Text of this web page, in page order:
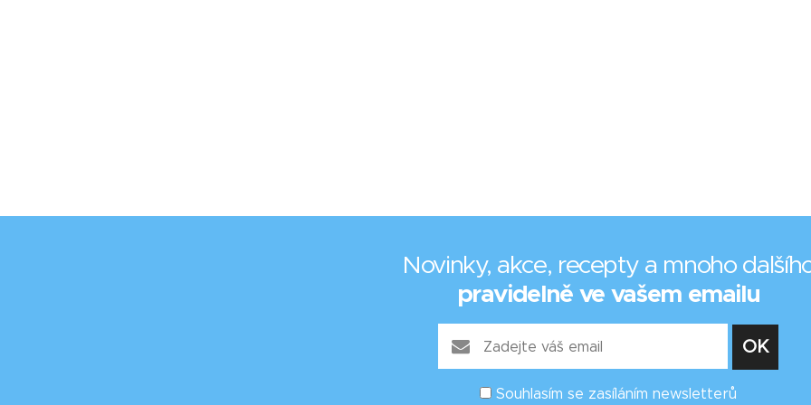
Novinky, akce, recepty a mnoho
pravidelně ve vašem emailu
Souhlasím se zasíláním newsletterů